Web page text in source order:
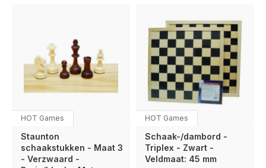
HOT Games
Staunton
schaakstukken - Maat 3
- Verzwaard -
HOT Games
Schaak-/dambord -
Triplex - Zwart -
Veldmaat: 45 mm